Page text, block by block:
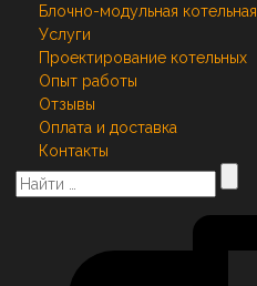
Блочно-модульная котельная
Услуги
Проектирование котельных
Опыт работы
Отзывы
Оплата и доставка
Контакты